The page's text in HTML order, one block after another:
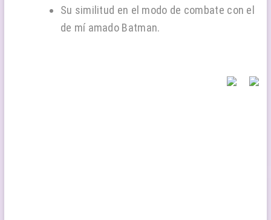
Su similitud en el modo de combate con el
de mí amado Batman.